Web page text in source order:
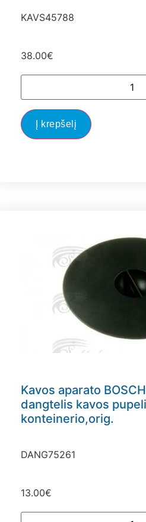
KAVS45788
38.00€
Į krepšelį
Kavos aparato
dangtelis kavos
konteinerio,orig.
DANG75261
13.00€